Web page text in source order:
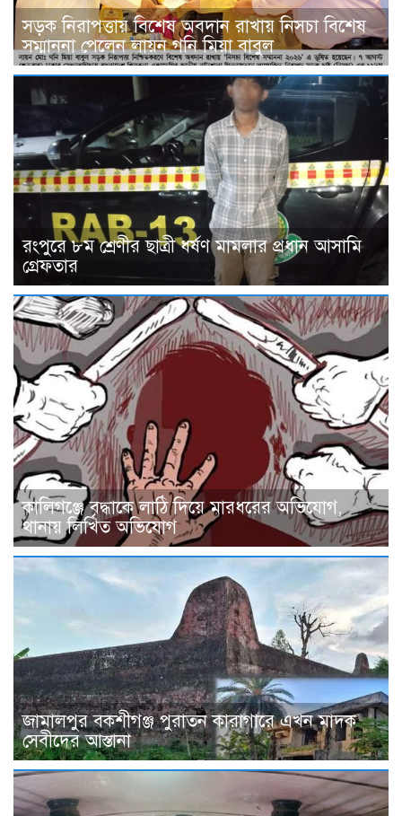
সড়ক নিরাপত্তায় বিশেষ অবদান রাখায় নিসচা বিশেষ
সম্মাননা পেলেন লায়ন গনি মিয়া বাবুল
রংপুরে ৮ম শ্রেণীর ছাত্রী ধর্ষণ মামলার প্রধান আসামি
গ্রেফতার
কালিগঞ্জে বৃদ্ধাকে লাঠি দিয়ে মারধরের অভিযোগ,
থানায় লিখিত অভিযোগ
জামালপুর বকশীগঞ্জ পুরাতন কারাগারে এখন মাদক
সেবীদের আস্তানা